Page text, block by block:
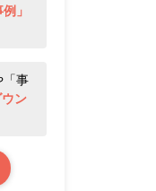
例」
「事
ン